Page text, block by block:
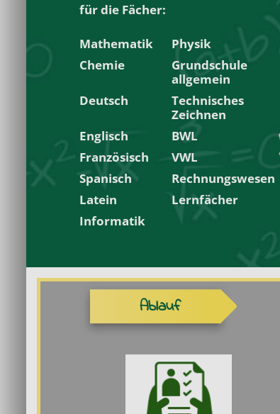
für die Fächer:
Mathematik
Physik
Chemie
Grundschule
allgemein
Deutsch
Technisches
Zeichnen
Englisch
BWL
Französisch
VWL
Spanisch
Rechnungswesen
Latein
Lernfächer
Informatik
Ablauf